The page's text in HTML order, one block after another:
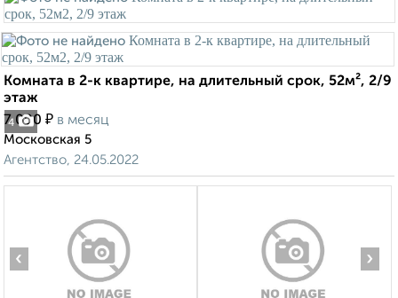
4
Комната в 2-к квартире, на длительный срок, 52м², 2/9
этаж
7 000 ₽ в месяц
Московская 5
Агентство, 24.05.2022
‹ ›